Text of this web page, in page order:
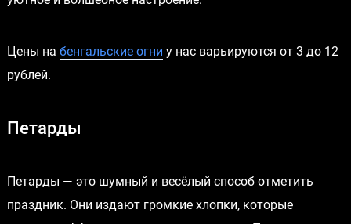
Цены на бенгальские огни у нас варьируются от 3 до 12
рублей.
Петарды
Петарды — это шумный и весёлый способ отметить
праздник. Они издают громкие хлопки, которые